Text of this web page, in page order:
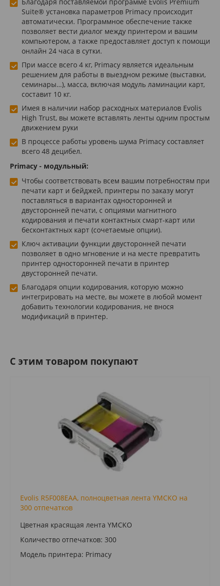
Suite® установка параметров Primacy происходит
автоматически. Программное обеспечение также
позволяет вести диалог между принтером и вашим
компьютером, а также предоставляет доступ к помощи
онлайн 24 часа в сутки.
При массе всего 4 кг, Primacy является идеальным
решением для работы в выездном режиме (выставки,
семинары…), масса, включая модуль ламинации карт,
составит 10 кг.
Имея в наличии набор расходных материалов Evolis
High Trust, вы можете вставлять ленты одним простым
движением руки
В процессе работы уровень шума Primacy составляет
всего 48 децибел.
Primacy - модульный:
Чтобы соответствовать всем вашим потребностям при
печати карт и бейджей, принтеры по заказу могут
поставляться в вариантах односторонней и
двусторонней печати, с опциями магнитного
кодирования и печати контактных смарт-карт или
бесконтактных карт (сочетаемые опции).
Ключ активации функции двусторонней печати
позволяет в одно мгновение и на месте превратить
принтер односторонней печати в принтер
двусторонней печати.
Благодаря опции кодирования, которую можно
интегрировать на месте, вы можете в любой момент
добавить технологии кодирования, не внося
модификаций в принтер.
C этим товаром покупают
Evolis R5F008EAA, полноцветная лента YMCKO на
300 отпечатков
Цветная красящая лента YMCKO
Количество отпечатков: 300
Модель принтера: Primacy